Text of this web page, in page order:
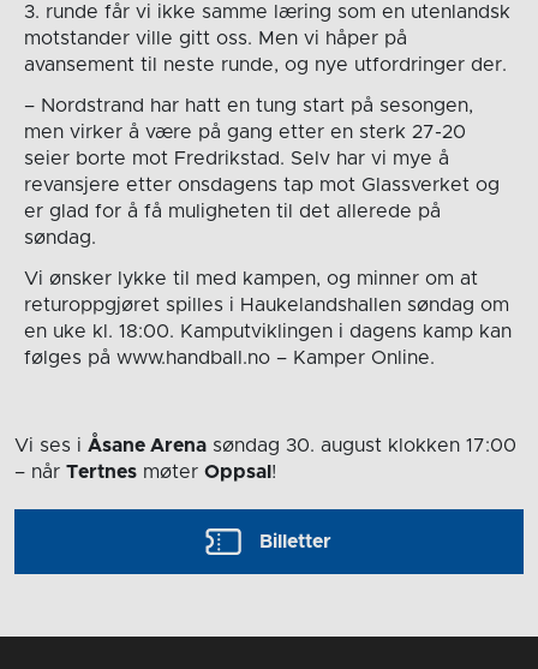
3. runde får vi ikke samme læring som en utenlandsk
motstander ville gitt oss. Men vi håper på
avansement til neste runde, og nye utfordringer der.
– Nordstrand har hatt en tung start på sesongen,
men virker å være på gang etter en sterk 27-20
seier borte mot Fredrikstad. Selv har vi mye å
revansjere etter onsdagens tap mot Glassverket og
er glad for å få muligheten til det allerede på
søndag.
Vi ønsker lykke til med kampen, og minner om at
returoppgjøret spilles i Haukelandshallen søndag om
en uke kl. 18:00. Kamputviklingen i dagens kamp kan
følges på www.handball.no – Kamper Online.
Vi ses i Åsane Arena søndag 30. august klokken 17:00
– når Tertnes møter Oppsal !
Billetter